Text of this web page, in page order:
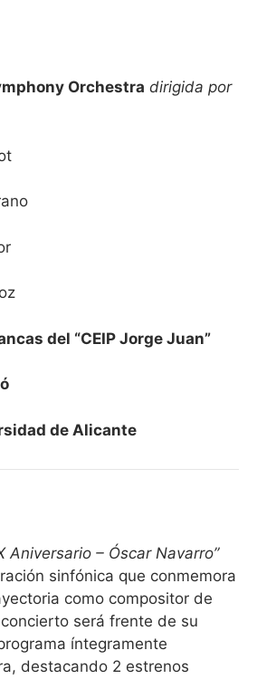
Orchestra dirigida por
del “CEIP Jorge Juan”
de Alicante
Aniversario – Óscar Navarro”
sinfónica que conmemora
como compositor de
será frente de su
íntegramente
destacando 2 estrenos